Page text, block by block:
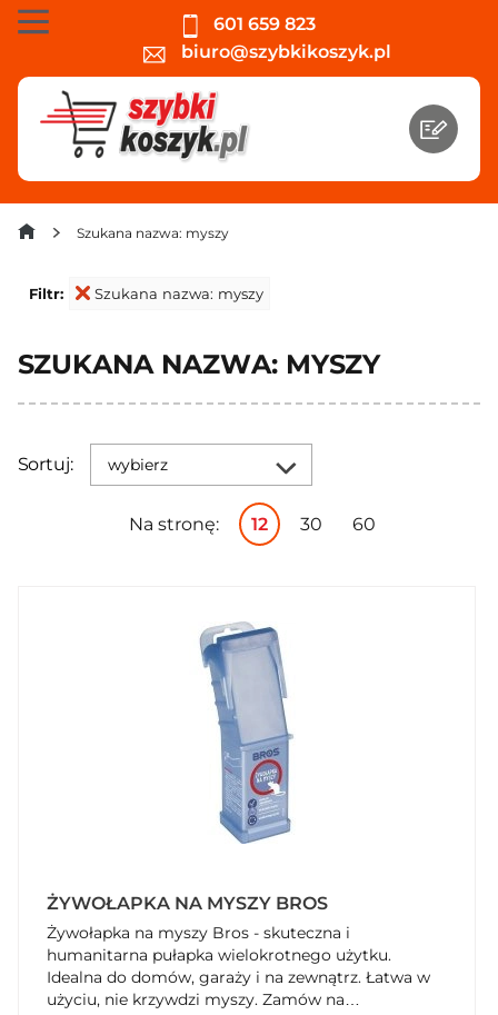
601 659 823
biuro@szybkikoszyk.pl
Szukana nazwa: myszy
Filtr: Szukana nazwa: myszy
SZUKANA NAZWA: MYSZY
Sortuj: wybierz
Na stronę: 12 30 60
ŻYWOŁAPKA NA MYSZY BROS
Żywołapka na myszy Bros - skuteczna i
humanitarna pułapka wielokrotnego użytku.
Idealna do domów, garaży i na zewnątrz. Łatwa w
użyciu, nie krzywdzi myszy. Zamów na